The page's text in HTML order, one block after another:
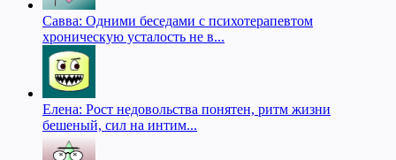
Савва: Одними беседами с психотерапевтом
хроническую усталость не в...
Елена: Рост недовольства понятен, ритм жизни
бешеный, сил на интим...